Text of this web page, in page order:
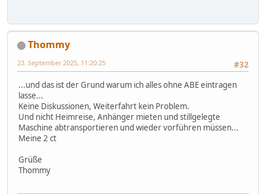
Thommy
#32
23. September 2025, 11:20:25
...und das ist der Grund warum ich alles ohne ABE eintragen
lasse...
Keine Diskussionen, Weiterfahrt kein Problem.
Und nicht Heimreise, Anhänger mieten und stillgelegte
Maschine abtransportieren und wieder vorführen müssen...
Meine 2 ct
Grüße
Thommy